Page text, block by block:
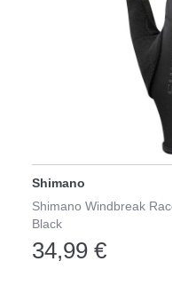
Shimano
Shimano Windbreak
Black
34,99 €